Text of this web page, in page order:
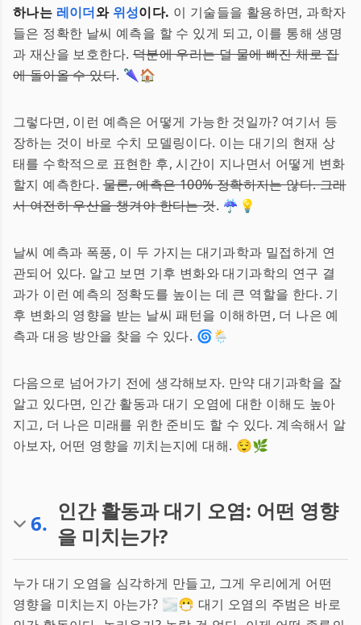
하나는 레이더와 위성이다. 이 기술들을 활용하면, 과학자
들은 정확한 날씨 예측을 할 수 있게 되고, 이를 통해 생명
과 재산을 보호한다.덕분에 우리는 덜 물에 빠진 채로 집
에 돌아올 수 있다. 🌂🏠
그렇다면, 이런 예측은 어떻게 가능한 것일까? 여기서 등
장하는 것이 바로 수치 모델링이다. 이는 대기의 현재 상
태를 수학적으로 표현한 후, 시간이 지나면서 어떻게 변화
할지 예측한다.물론, 예측은 100% 정확하지는 않다. 그래
서 여전히 우산을 챙겨야 한다는 것. ☔️💡
날씨 예측과 폭풍, 이 두 가지는 대기과학과 밀접하게 연
관되어 있다. 알고 보면 기후 변화와 대기과학의 연구 결
과가 이런 예측의 정확도를 높이는 데 큰 역할을 한다. 기
후 변화의 영향을 받는 날씨 패턴을 이해하면, 더 나은 예
측과 대응 방안을 찾을 수 있다. 🌀🌦️
다음으로 넘어가기 전에 생각해보자. 만약 대기과학을 잘
알고 있다면, 인간 활동과 대기 오염에 대한 이해도 높아
지고, 더 나은 미래를 위한 준비도 할 수 있다. 계속해서 알
아보자, 어떤 영향을 끼치는지에 대해. 😌🌿
6. 인간 활동과 대기 오염: 어떤 영향
을 미치는가?
누가 대기 오염을 심각하게 만들고, 그게 우리에게 어떤
영향을 미치는지 아는가? 🌫️😷 대기 오염의 주범은 바로